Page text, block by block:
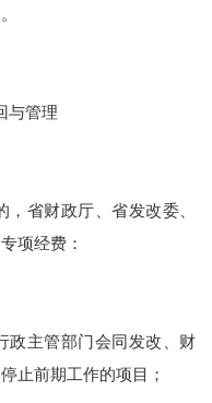
与管理
省财政厅、省发改委、
项经费：
政主管部门会同发改、财
止前期工作的项目 ；